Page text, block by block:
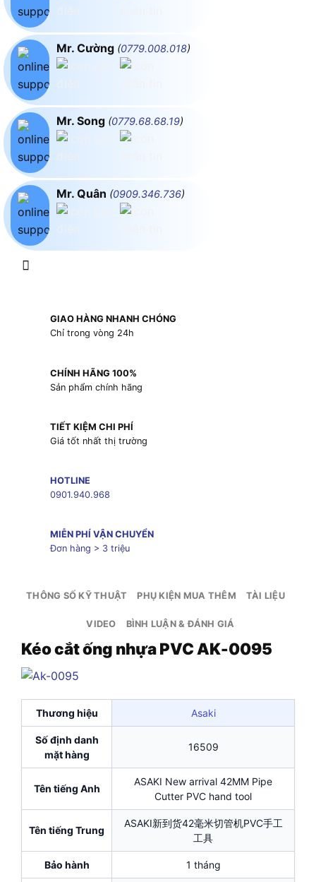
Mr. Cường (0779.008.018)
Mr. Song (0779.68.68.19)
Mr. Quân (0909.346.736)
GIAO HÀNG NHANH CHÓNG
Chỉ trong vòng 24h
CHÍNH HÃNG 100%
Sản phẩm chính hãng
TIẾT KIỆM CHI PHÍ
Giá tốt nhất thị trường
HOTLINE
0901.940.968
MIỄN PHÍ VẬN CHUYỂN
Đơn hàng > 3 triệu
THÔNG SỐ KỸ THUẬT PHỤ KIỆN MUA THÊM TÀI LIỆU
VIDEO BÌNH LUẬN & ĐÁNH GIÁ
Kéo cắt ống nhựa PVC AK-0095
Thương hiệu Asaki
Số định danh
mặt hàng
16509
Tên tiếng Anh
ASAKI New arrival 42MM Pipe
Cutter PVC hand tool
Tên tiếng Trung
ASAKI新到货42毫米切管机PVC手工
工具
Bảo hành 1 tháng